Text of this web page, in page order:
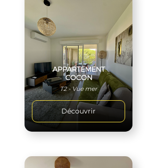
APPARTEMENT
COCON
T2 - Vue mer
Découvrir